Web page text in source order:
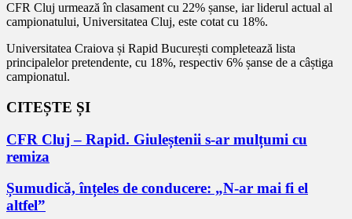
CFR Cluj urmează în clasament cu 22% șanse, iar liderul actual al
campionatului, Universitatea Cluj, este cotat cu 18%.
Universitatea Craiova și Rapid București completează lista
principalelor pretendente, cu 18%, respectiv 6% șanse de a câștiga
campionatul.
CITEȘTE ȘI
CFR Cluj – Rapid. Giuleștenii s-ar mulțumi cu
remiza
Șumudică, înțeles de conducere: „N-ar mai fi el
altfel”